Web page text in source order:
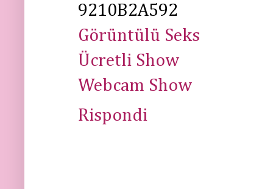
9210B2A592
Görüntülü Seks
Ücretli Show
Webcam Show
Rispondi